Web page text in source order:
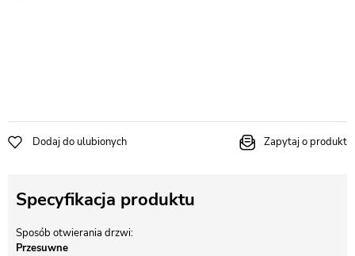
Dodaj do ulubionych Zapytaj o produkt
Specyfikacja produktu
Sposób otwierania drzwi
Przesuwne